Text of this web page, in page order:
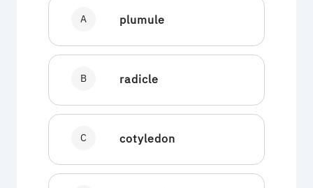
A plumule
B radicle
C cotyledon